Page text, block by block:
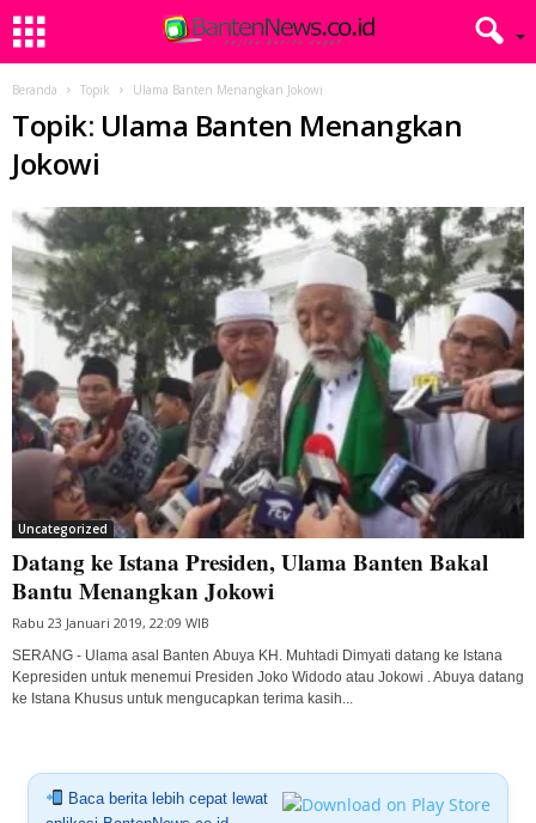
Beranda Topik Ulama Banten Menangkan Jokowi
Topik: Ulama Banten Menangkan
Jokowi
Uncategorized
Datang ke Istana Presiden, Ulama Banten Bakal
Bantu Menangkan Jokowi
Rabu 23 Januari 2019, 22:09 WIB
SERANG - Ulama asal Banten Abuya KH. Muhtadi Dimyati datang ke Istana
Kepresiden untuk menemui Presiden Joko Widodo atau Jokowi . Abuya datang
ke Istana Khusus untuk mengucapkan terima kasih...
Baca berita lebih cepat lewat